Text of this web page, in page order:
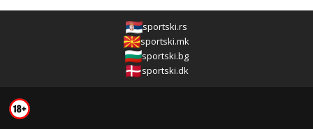
sportski.rs
sportski.mk
sportski.bg
sportski.dk